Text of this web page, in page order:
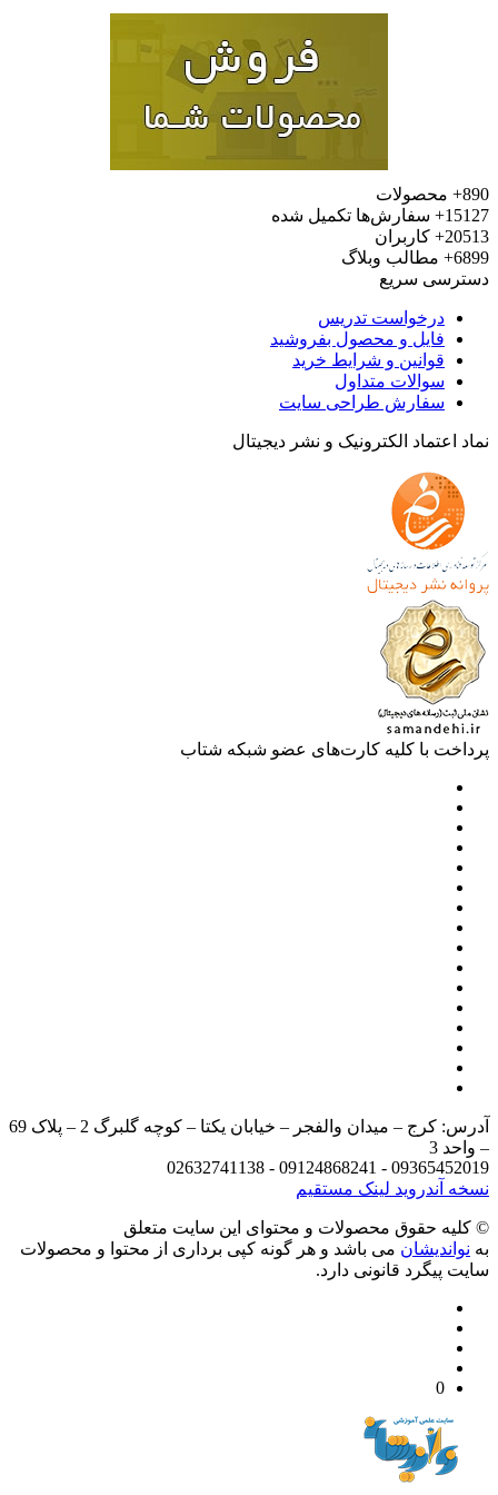
محصولات
سفارش‌ها تکمیل شده
کاربران
مطالب وبلاگ
سریع
درخواست تدریس
فایل و محصول بفروشید
قوانین و شرایط خرید
سوالات متداول
سفارش طراحی سایت
اعتماد الکترونیک و نشر دیجیتال
با کلیه کارت‌های عضو شبکه شتاب
آدرس: کرج – میدان والفجر – خیابان یکتا – کوچه گلبرگ 2 – پلاک 69
3
09365452019 - 09124868241 -
آندرویدلینک مستقیم
حقوق محصولات و محتوای اين سایت متعلق
می باشد و هر گونه کپی برداری از محتوا و محصولات
پیگرد قانونی دارد.